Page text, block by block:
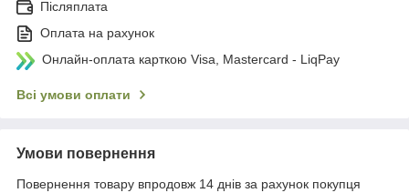
Післяплата
Оплата на рахунок
Онлайн-оплата карткою Visa, Mastercard - LiqPay
Всі умови оплати
Умови повернення
Повернення товару впродовж 14 днів за рахунок покупця